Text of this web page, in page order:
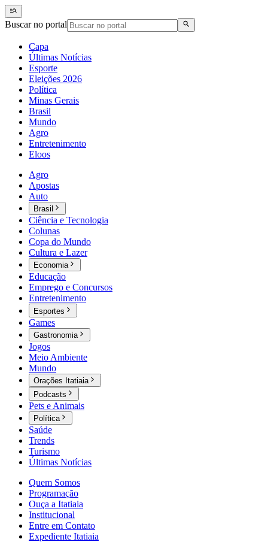
Buscar no portal
Capa
Últimas Notícias
Esporte
Eleições 2026
Política
Minas Gerais
Brasil
Mundo
Agro
Entretenimento
Eloos
Agro
Apostas
Auto
Brasil
Ciência e Tecnologia
Colunas
Copa do Mundo
Cultura e Lazer
Economia
Educação
Emprego e Concursos
Entretenimento
Esportes
Games
Gastronomia
Jogos
Meio Ambiente
Mundo
Orações Itatiaia
Podcasts
Pets e Animais
Política
Saúde
Trends
Turismo
Últimas Notícias
Quem Somos
Programação
Ouça a Itatiaia
Institucional
Entre em Contato
Expediente Itatiaia